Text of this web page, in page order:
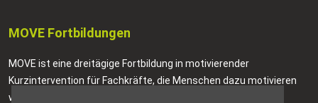
MOVE Fortbildungen
MOVE ist eine dreitägige Fortbildung in motivierender
Kurzintervention für Fachkräfte, die Menschen dazu motivieren
wollen, positive Veränderungen in ihrem Leben anzustreben.